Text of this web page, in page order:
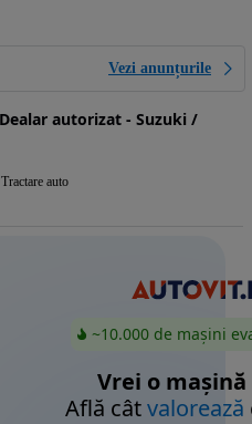
Vezi anunțurile
Dealar autorizat - Suzuki /
Tractare auto
~10.000 de mașini
Vrei o mașină
Află câtvalorează